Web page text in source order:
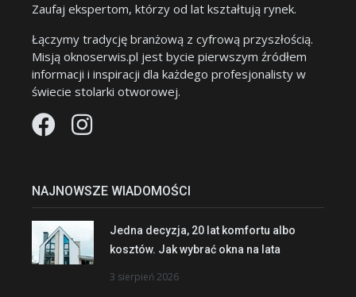
Zaufaj ekspertom, którzy od lat kształtują rynek.
Łączymy tradycję branżową z cyfrową przyszłością.
Misją oknoserwis.pl jest bycie pierwszym źródłem
informacji i inspiracji dla każdego profesjonalisty w
świecie stolarki otworowej.
NAJNOWSZE WIADOMOŚCI
Jedna decyzja, 20 lat komfortu albo
kosztów. Jak wybrać okna na lata
3 sierpień 2026